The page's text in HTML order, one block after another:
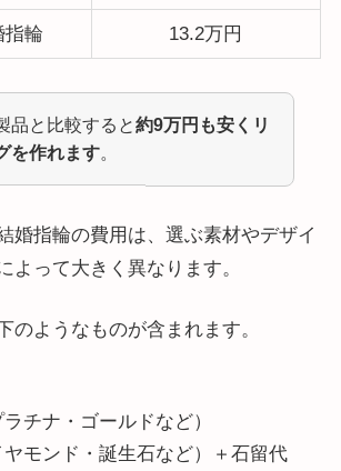
指輪 13.2万円
品と比較すると約9万円も安くリ
を作れます。
婚指輪の費用は、選ぶ素材やデザイ
よって大きく異なります。
のようなものが含まれます。
チナ・ゴールドなど）
モンド・誕生石など）＋石留代